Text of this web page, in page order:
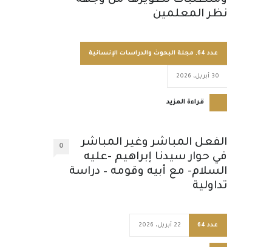
نظر المعلمين
عدد 64 , مجلة البحوث والدراسات الإنسانية
30 أبريل، 2026
قراءة المزيد
الفعل المباشر وغير المباشر
في حوار سيدنا إبراهيم -عليه
السلام- مع أبيه وقومه – دراسة
تداولية
0
عدد 64 22 أبريل، 2026